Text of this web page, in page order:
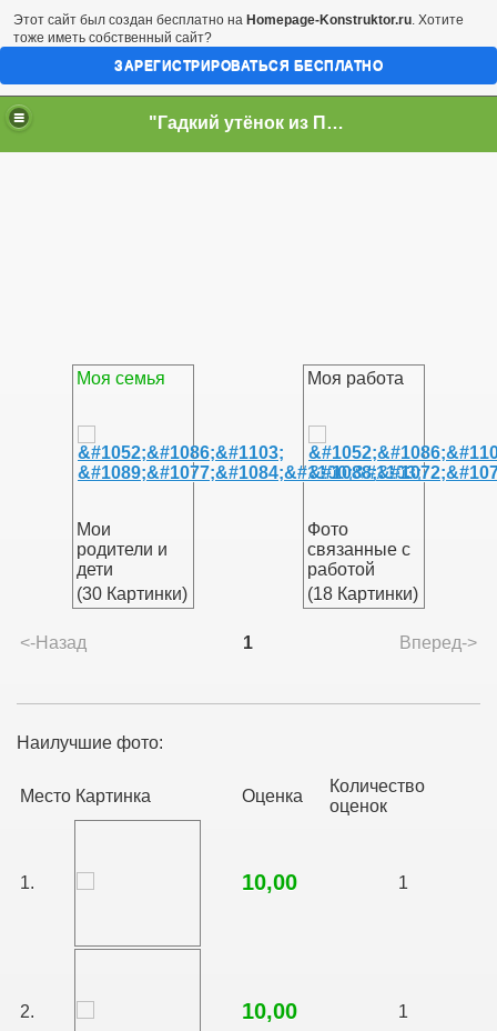
"Гадкий утёнок из Палессья"
Моя семья
Мои
родители и
дети
(30 Картинки)
Моя работа
Фото
связанные с
работой
(18 Картинки)
<-Назад 1 Вперед->
Наилучшие фото:
Место Картинка Оценка
Количество
оценок
1. 10,00 1
2. 10,00 1
Этот сайт был создан бесплатно на Homepage-Konstruktor.ru. Хотите
тоже иметь собственный сайт?
ЗАРЕГИСТРИРОВАТЬСЯ БЕСПЛАТНО